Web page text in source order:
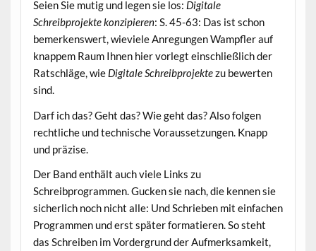
Seien Sie mutig und legen sie los: Digitale
Schreibprojekte konzipieren: S. 45-63: Das ist schon
bemerkenswert, wieviele Anregungen Wampfler auf
knappem Raum Ihnen hier vorlegt einschließlich der
Ratschläge, wie Digitale Schreibprojektezu bewerten
sind.
Darf ich das? Geht das? Wie geht das? Also folgen
rechtliche und technische Voraussetzungen. Knapp
und präzise.
Der Band enthält auch viele Links zu
Schreibprogrammen. Gucken sie nach, die kennen sie
sicherlich noch nicht alle: Und Schrieben mit einfachen
Programmen und erst später formatieren. So steht
das Schreiben im Vordergrund der Aufmerksamkeit,